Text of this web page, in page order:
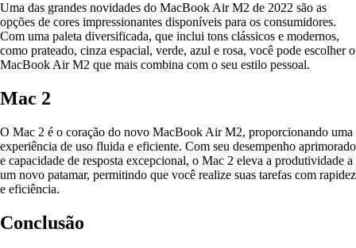
Uma das grandes novidades do MacBook Air M2 de 2022 são as
opções de cores impressionantes disponíveis para os consumidores.
Com uma paleta diversificada, que inclui tons clássicos e modernos,
como prateado, cinza espacial, verde, azul e rosa, você pode escolher o
MacBook Air M2 que mais combina com o seu estilo pessoal.
Mac 2
O Mac 2 é o coração do novo MacBook Air M2, proporcionando uma
experiência de uso fluida e eficiente. Com seu desempenho aprimorado
e capacidade de resposta excepcional, o Mac 2 eleva a produtividade a
um novo patamar, permitindo que você realize suas tarefas com rapidez
e eficiência.
Conclusão